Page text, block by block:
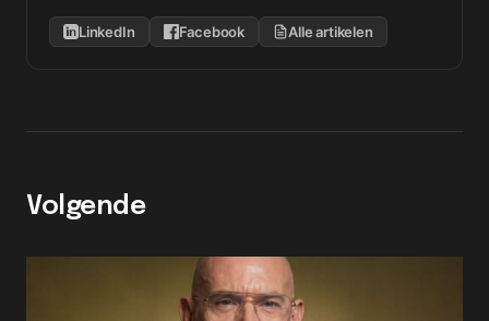
LinkedIn Facebook Alle artikelen
Volgende